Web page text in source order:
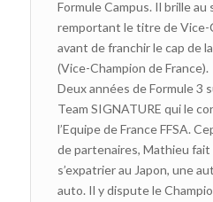
Formule Campus. Il brille au
remportant le titre de Vice-
avant de franchir le cap de
(Vice-Champion de France).
Deux années de Formule 3
Team SIGNATURE qui le
l’Equipe de France FFSA.
de partenaires, Mathieu fait
s’expatrier au Japon, une
auto. Il y dispute le